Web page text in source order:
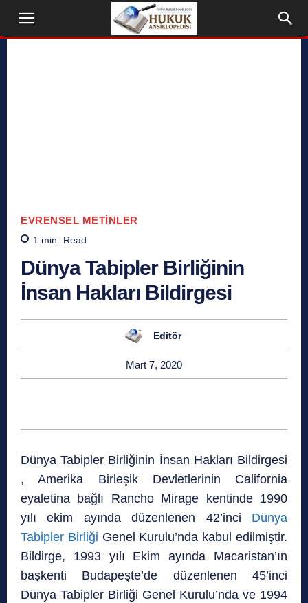
EVRENSEL METINLER
1 min. Read
Dünya Tabipler Birliğinin
İnsan Hakları Bildirgesi
Editör
Mart 7, 2020
Dünya Tabipler Birliğinin İnsan Hakları Bildirgesi
, Amerika Birleşik Devletlerinin California
eyaletina bağlı Rancho Mirage kentinde 1990
yılı ekim ayında düzenlenen 42’inci Dünya
Tabipler Birliği Genel Kurulu’nda kabul edilmiştir.
Bildirge, 1993 yılı Ekim ayında Macaristan’ın
başkenti Budapeşte’de düzenlenen 45’inci
Dünya Tabipler Birliği Genel Kurulu’nda ve 1994